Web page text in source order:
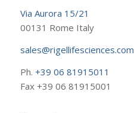
Via Aurora 15/21
00131 Rome Italy
sales@rigellifesciences.com
Ph. +39 06 81915011
Fax +39 06 81915001